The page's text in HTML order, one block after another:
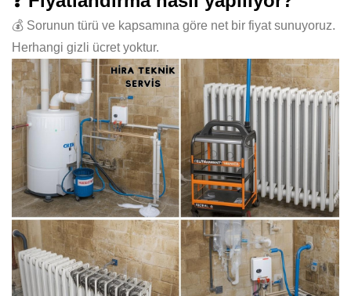
💰 Sorunun türü ve kapsamına göre net bir fiyat sunuyoruz.
Herhangi gizli ücret yoktur.